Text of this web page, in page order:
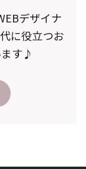
デザイナ
に役立つお
ます♪